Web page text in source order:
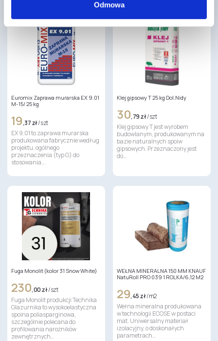
Odmowa
Euromix Zaprawa murarska EX 9.01
M-15/ 25 kg
19,37 zł/ szt
EX 9.01 to zaprawa murarska
produkowana fabrycznie według
projektu, ogólnego
przeznaczenia (typ G) do
stosowania…
Klej gipsowy T 25 kg Dol.Nidy
30,79 zł/ szt
Klej gipsowy T jest wyrobem
budowlanym, produkowanym na
bazie naturalnych spoiw
gipsowych. Przeznaczony jest
do…
Fuga Monolit (kolor 31 Snow White)
230,00 zł/ szt
Fuga Monolit produkcji Technika
Glazurnika to wysokoelastyczna
spoina poliasparginowa,
szczególnie polecana do
profilowania narożników
zewnętrznych…
WEŁNA MINERALNA 150 MM KNAUF
NatuRoll PRO 039 1 ROLKA/6,12 M2
29,45 zł/ m2
Wełna mineralna produkowana
w technologii ECOSE w postaci
mat. Uniwersalny materiał
izolacyjny, o doskonałych
parametrach…